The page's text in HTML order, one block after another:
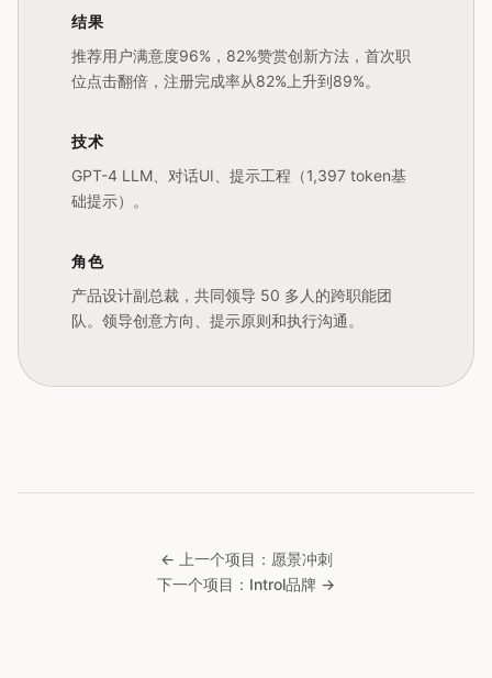
结果
推荐用户满意度96%，82%赞赏创新方法，首次职
位点击翻倍，注册完成率从82%上升到89%。
技术
GPT-4 LLM、对话UI、提示工程（1,397 token基
础提示）。
角色
产品设计副总裁，共同领导 50 多人的跨职能团
队。领导创意方向、提示原则和执行沟通。
← 上一个项目：愿景冲刺
下一个项目：Introl品牌 →